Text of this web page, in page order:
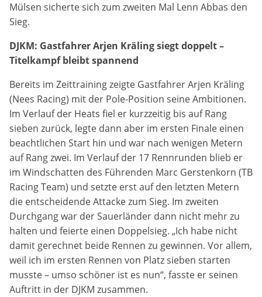
Mülsen sicherte sich zum zweiten Mal Lenn Abbas den
Sieg.
DJKM: Gastfahrer Arjen Kräling siegt doppelt –
Titelkampf bleibt spannend
Bereits im Zeittraining zeigte Gastfahrer Arjen Kräling
(Nees Racing) mit der Pole-Position seine Ambitionen.
Im Verlauf der Heats fiel er kurzzeitig bis auf Rang
sieben zurück, legte dann aber im ersten Finale einen
beachtlichen Start hin und war nach wenigen Metern
auf Rang zwei. Im Verlauf der 17 Rennrunden blieb er
im Windschatten des Führenden Marc Gerstenkorn (TB
Racing Team) und setzte erst auf den letzten Metern
die entscheidende Attacke zum Sieg. Im zweiten
Durchgang war der Sauerländer dann nicht mehr zu
halten und feierte einen Doppelsieg. „Ich habe nicht
damit gerechnet beide Rennen zu gewinnen. Vor allem,
weil ich im ersten Rennen von Platz sieben starten
musste – umso schöner ist es nun“, fasste er seinen
Auftritt in der DJKM zusammen.
Dieser Cookie speichert Informationen zu
Cookie Laufzeit:
24 Stunden
Cookie Consent
Name:
cookie_consent
Anbieter:
DMSB
Zweck:
Dieser Cookie speichert die gewählten Cookie-
Einstellungen.
Cookie Laufzeit:
12 Monate